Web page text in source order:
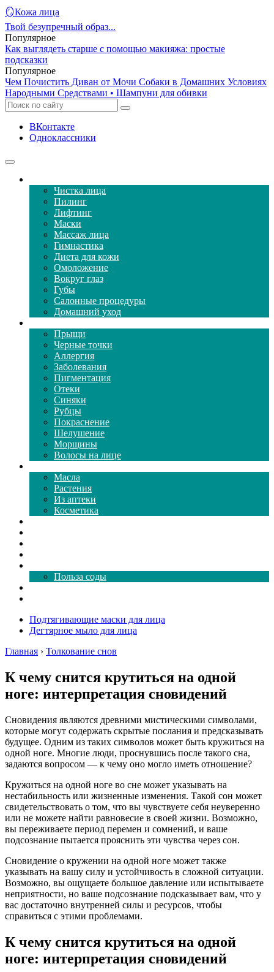
🪞Кожа лица
Твой безупречный образ...
Популярное
Как выглядеть старше с помощью макияжа: простые
подсказки
Популярное
Чем Почистить Диван от Мочи Собаки в Домашних Условиях
Народными Средствами • Шампуни для обивки
ВКонтакте
Одноклассники
Чистка лица
Пилинг
Лифтинг
Маски
Массаж лица
Гимнастика
Диета для кожи
Омоложение
Вокруг глаз
Губы
Салонные процедуры
Домашний уход
Прыщи
Черные точки
Аллергия
Заболевания
Пигментация
Отеки
Синяки
Рубцы
Покраснение
Шелушение
Морщины
Волосы на лице
Масла
Растения
Из аптеки
Косметика
Польза соды
Подтягивающие маски для лица
Дегтярное мыло для лица
Главная › Толкование снов
К чему снится крутиться на одной
ноге: интерпретация сновидений
Сновидения являются древними мистическими символами,
которые могут содержать скрытые послания и предсказывать
будущее. Одним из таких символов может быть кружиться на
одной ноге. Многие люди, проснувшись после такого сна,
задаются вопросом — к чему оно могло иметь отношение?
Кружиться на одной ноге во сне может указывать на
нестабильность или жизненные изменения. Такой сон может
свидетельствовать о том, что вы чувствуете себя неуверенно
или не можете найти равновесие в своей жизни. Возможно,
вы переживаете период перемен и сомнений, и ваше
подсознание пытается прояснить эти чувства через сон.
Сновидение о кружении на одной ноге может также
указывать на вашу силу и устойчивость в сложной ситуации.
Возможно, вы ощущаете большое давление или испытываете
неприятности, но ваше подсознание подсказывает вам, что у
вас достаточно внутренней силы и ресурсов, чтобы
справиться с этими проблемами.
К чему снится крутиться на одной
ноге: интерпретация сновидений